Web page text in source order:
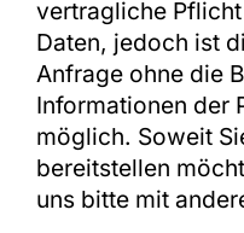
vertragliche
Daten, jedoch ist
Anfrage ohne die
Informationen der
möglich. Soweit
bereitstellen
uns bitte mit